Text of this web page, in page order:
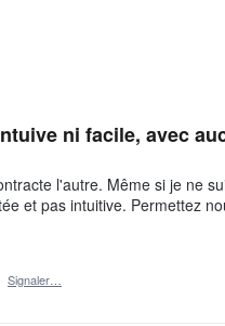
ni facile, avec
l'autre. Même si je ne
et pas intuitive. Permettez
Signaler…